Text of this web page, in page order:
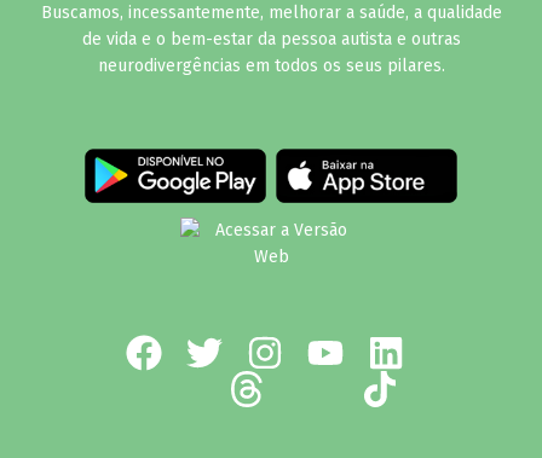
Buscamos, incessantemente, melhorar a saúde, a qualidade
de vida e o bem-estar da pessoa autista e outras
neurodivergências em todos os seus pilares.